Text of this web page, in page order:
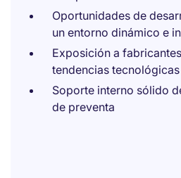
Oportunidades de
un entorno dinámico e
Exposición a
tendencias
Soporte interno sólido
de preventa